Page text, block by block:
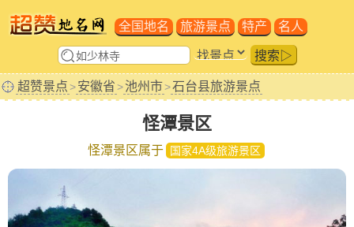
全国地名 旅游景点 特产 名人
搜索▷
超赞景点>安徽省>池州市>石台县旅游景点
怪潭景区
怪潭景区属于 国家4A级旅游景区